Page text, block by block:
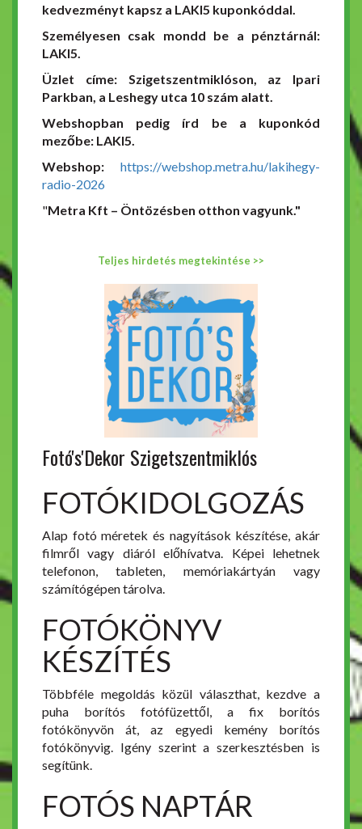
kedvezményt kapsz a LAKI5 kuponkóddal.
Személyesen csak mondd be a pénztárnál:
LAKI5.
Üzlet címe: Szigetszentmiklóson, az Ipari
Parkban, a Leshegy utca 10 szám alatt.
Webshopban pedig írd be a kuponkód
mezőbe: LAKI5.
Webshop: https://webshop.metra.hu/lakihegy-
radio-2026
"Metra Kft – Öntözésben otthon vagyunk."
Teljes hirdetés megtekintése >>
Fotó's'Dekor Szigetszentmiklós
FOTÓKIDOLGOZÁS
Alap fotó méretek és nagyítások készítése, akár
filmről vagy diáról előhívatva. Képei lehetnek
telefonon, tableten, memóriakártyán vagy
számítógépen tárolva.
FOTÓKÖNYV
KÉSZÍTÉS
Többféle megoldás közül választhat, kezdve a
puha borítós fotófüzettől, a fix borítós
fotókönyvön át, az egyedi kemény borítós
fotókönyvig. Igény szerint a szerkesztésben is
segítünk.
FOTÓS NAPTÁR